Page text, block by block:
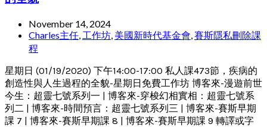
November 14, 2024
Charles主任, 工作坊, 美國新時代基金會,賽斯隱私刪除課
程
星期日 (01/19/2020) 下午14:00-17:00 私人課473節，疾病的
創造性與人生過程的全貌-星期日免費工作坊 博客來-漫遊前世
今生：超靈七號系列一 | 博客來-穿梭幻相實相：超靈七號系
列二 | 博客來-時間預言：超靈七號系列三 | 博客來-賽斯早期
課 7 | 博客來-賽斯早期課 8 | 博客來-賽斯早期課 9 轉譯或字